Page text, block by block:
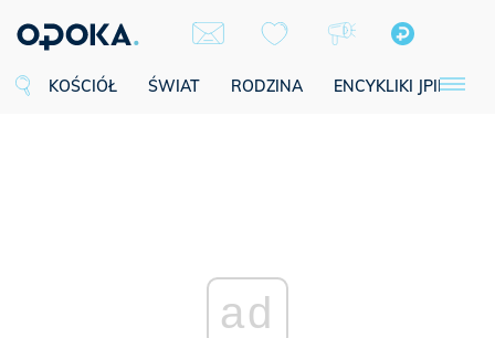
KOŚCIÓŁ ŚWIAT RODZINA ENCYKLIKI JPII
ad